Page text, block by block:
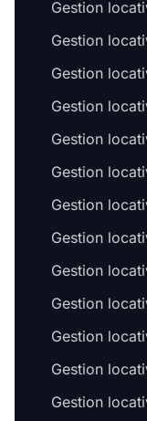
Gestion
Gestion
Gestion
Gestion
Gestion
Gestion
Gestion
Gestion
Gestion
Gestion
Gestion
Gestion
Gestion